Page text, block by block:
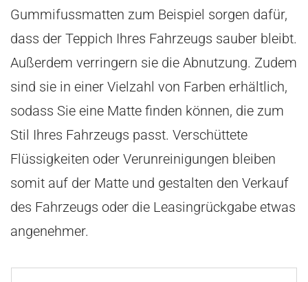
Gummifussmatten zum Beispiel sorgen dafür,
dass der Teppich Ihres Fahrzeugs sauber bleibt.
Außerdem verringern sie die Abnutzung. Zudem
sind sie in einer Vielzahl von Farben erhältlich,
sodass Sie eine Matte finden können, die zum
Stil Ihres Fahrzeugs passt. Verschüttete
Flüssigkeiten oder Verunreinigungen bleiben
somit auf der Matte und gestalten den Verkauf
des Fahrzeugs oder die Leasingrückgabe etwas
angenehmer.